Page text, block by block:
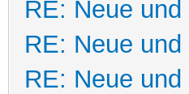
RE: Neue
RE: Neue
RE: Neue